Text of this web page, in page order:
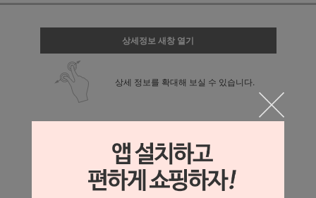
상세정보 새창 열기
상세 정보를 확대해 보실 수 있습니다.